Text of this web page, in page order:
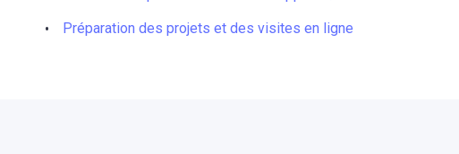
Préparation des projets et des visites en ligne